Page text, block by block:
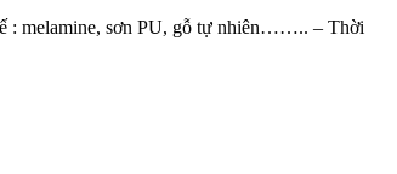
: melamine, sơn PU, gỗ tự nhiên…….. – Thời